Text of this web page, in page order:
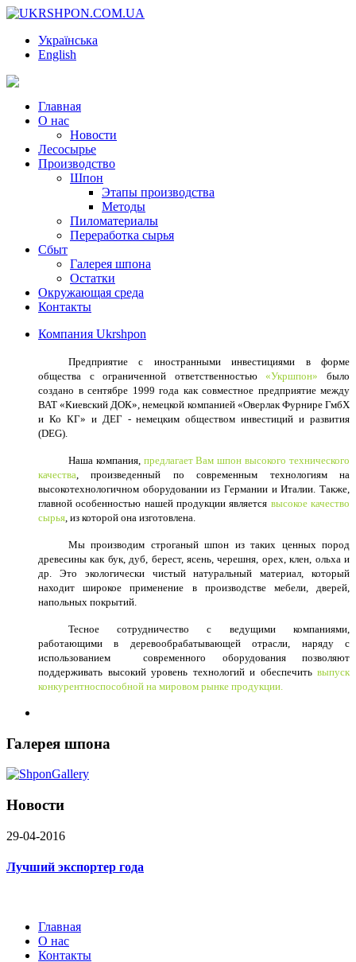
Українська
English
Главная
О нас
Новости
Лесосырье
Производство
Шпон
Этапы производства
Методы
Пиломатериалы
Переработка сырья
Сбыт
Галерея шпона
Остатки
Окружающая среда
Контакты
Компания Ukrshpon
Предприятие с иностранными инвестициями в форме
общества с ограниченной ответственностью«Укршпон» было
создано в сентябре 1999 года как совместное предприятие между
ВАТ «Киевский ДОК», немецкой компанией «Оверлак Фурнире ГмбХ
и Ко КГ» и ДЕГ - немецким обществом инвестиций и развития
(DEG).
Наша компания, предлагает Вам шпон высокого технического
качества, произведенный по современным технологиям на
высокотехнологичном оборудовании из Германии и Италии. Также,
главной особенностью нашей продукции является высокое качество
сырья, из которой она изготовлена.
Мы производим строганый шпон из таких ценных пород
древесины как бук, дуб, берест, ясень, черешня, орех, клен, ольха и
др. Это экологически чистый натуральный материал, который
находит широкое применение в производстве мебели, дверей,
напольных покрытий.
Тесное сотрудничество с ведущими компаниями,
работающими в деревообрабатывающей отрасли, наряду с
использованием современного оборудования позволяют
поддерживать высокий уровень технологий и обеспечить выпуск
конкурентноспособной на мировом рынке продукции.
Галерея шпона
Новости
29-04-2016
Лучший экспортер года
Главная
О нас
Контакты